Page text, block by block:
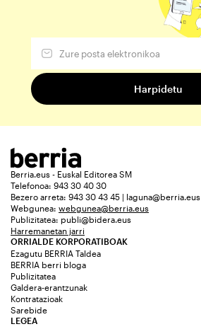
Berria.eus - Euskal Editorea SM
Telefonoa: 943 30 40 30
Bezero arreta: 943 30 43 45 | laguna@berria.eus
Webgunea: webgunea@berria.eus
Publizitatea: publi@bidera.eus
Harremanetan jarri
ORRIALDE KORPORATIBOAK
Ezagutu BERRIA Taldea
BERRIA berri bloga
Publizitatea
Galdera-erantzunak
Kontratazioak
Sarebide
LEGEA